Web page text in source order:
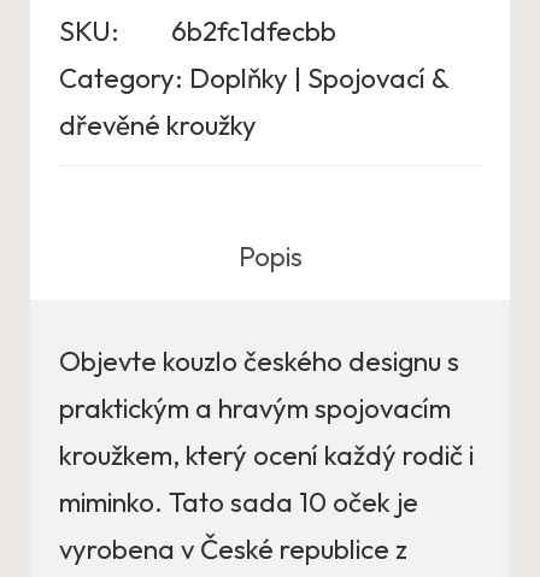
SKU:
6b2fc1dfecbb
Category: Doplňky | Spojovací &
dřevěné kroužky
Popis
Objevte kouzlo českého designu s
praktickým a hravým spojovacím
kroužkem, který ocení každý rodič i
miminko. Tato sada 10 oček je
vyrobena v České republice z